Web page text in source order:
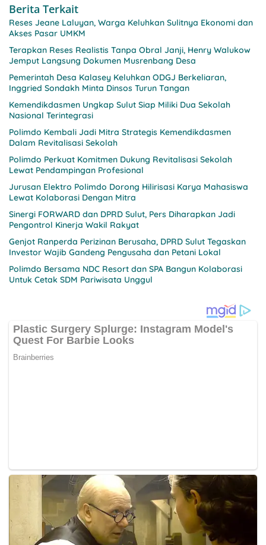
Berita Terkait
Reses Jeane Laluyan, Warga Keluhkan Sulitnya Ekonomi dan
Akses Pasar UMKM
Terapkan Reses Realistis Tanpa Obral Janji, Henry Walukow
Jemput Langsung Dokumen Musrenbang Desa
Pemerintah Desa Kalasey Keluhkan ODGJ Berkeliaran,
Inggried Sondakh Minta Dinsos Turun Tangan
Kemendikdasmen Ungkap Sulut Siap Miliki Dua Sekolah
Nasional Terintegrasi
Polimdo Kembali Jadi Mitra Strategis Kemendikdasmen
Dalam Revitalisasi Sekolah
Polimdo Perkuat Komitmen Dukung Revitalisasi Sekolah
Lewat Pendampingan Profesional
Jurusan Elektro Polimdo Dorong Hilirisasi Karya Mahasiswa
Lewat Kolaborasi Dengan Mitra
Sinergi FORWARD dan DPRD Sulut, Pers Diharapkan Jadi
Pengontrol Kinerja Wakil Rakyat
Genjot Ranperda Perizinan Berusaha, DPRD Sulut Tegaskan
Investor Wajib Gandeng Pengusaha dan Petani Lokal
Polimdo Bersama NDC Resort dan SPA Bangun Kolaborasi
Untuk Cetak SDM Pariwisata Unggul